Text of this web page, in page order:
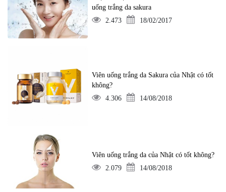
uống trắng da sakura
2.473
18/02/2017
Viên uống trắng da Sakura của Nhật có tốt
không?
4.306
14/08/2018
Viên uống trắng da của Nhật có tốt không?
2.079
14/08/2018